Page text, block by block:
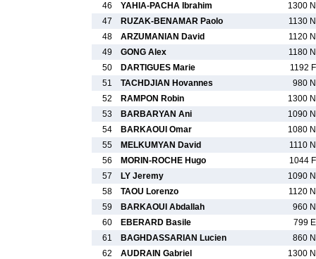
46
YAHIA-PACHA Ibrahim
1300 N
47
RUZAK-BENAMAR Paolo
1130 N
48
ARZUMANIAN David
1120 N
49
GONG Alex
1180 N
50
DARTIGUES Marie
1192 F
51
TACHDJIAN Hovannes
980 N
52
RAMPON Robin
1300 N
53
BARBARYAN Ani
1090 N
54
BARKAOUI Omar
1080 N
55
MELKUMYAN David
1110 N
56
MORIN-ROCHE Hugo
1044 F
57
LY Jeremy
1090 N
58
TAOU Lorenzo
1120 N
59
BARKAOUI Abdallah
960 N
60
EBERARD Basile
799 E
61
BAGHDASSARIAN Lucien
860 N
62
AUDRAIN Gabriel
1300 N